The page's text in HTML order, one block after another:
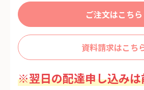
ご注文はこちら
資料請求はこち
※翌日の配達申し込み